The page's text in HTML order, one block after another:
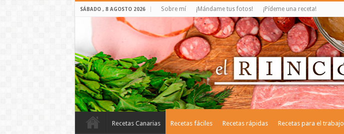
SÁBADO , 8 AGOSTO 2026 Sobre mí ¡Mándame tus fotos! ¡Pídeme una receta!
Recetas Canarias Recetas fáciles Recetas rápidas Recetas para el trabajo